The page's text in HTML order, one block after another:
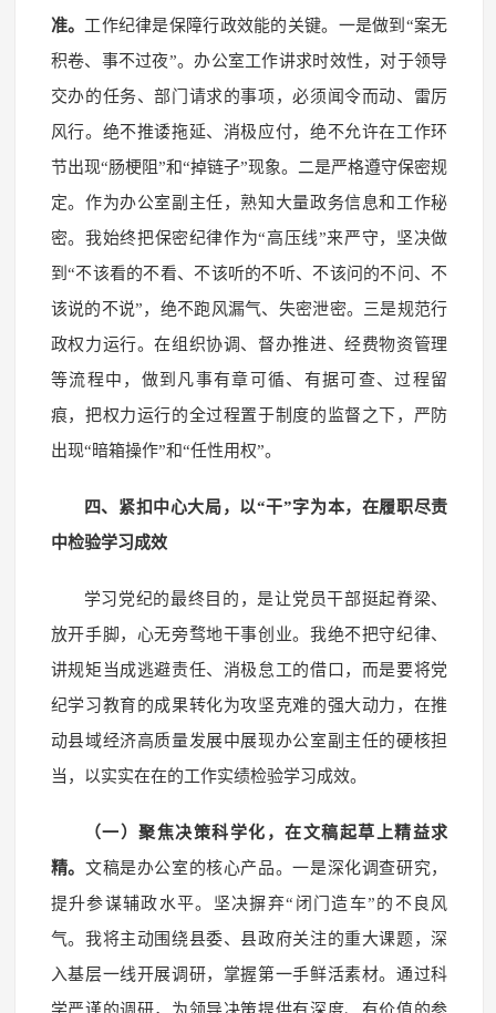
准。 工作纪律是保障行政效能的关键。一是做到“案无
积卷、事不过夜”。办公室工作讲求时效性，对于领导
交办的任务、部门请求的事项，必须闻令而动、雷厉
风行。绝不推诿拖延、消极应付，绝不允许在工作环
节出现“肠梗阻”和“掉链子”现象。二是严格遵守保密规
定。作为办公室副主任，熟知大量政务信息和工作秘
密。我始终把保密纪律作为“高压线”来严守，坚决做
到“不该看的不看、不该听的不听、不该问的不问、不
该说的不说”，绝不跑风漏气、失密泄密。三是规范行
政权力运行。在组织协调、督办推进、经费物资管理
等流程中，做到凡事有章可循、有据可查、过程留
痕，把权力运行的全过程置于制度的监督之下，严防
出现“暗箱操作”和“任性用权”。
四、紧扣中心大局，以“干”字为本，在履职尽责
中检验学习成效
学习党纪的最终目的，是让党员干部挺起脊梁、
放开手脚，心无旁骛地干事创业。我绝不把守纪律、
讲规矩当成逃避责任、消极怠工的借口，而是要将党
纪学习教育的成果转化为攻坚克难的强大动力，在推
动县域经济高质量发展中展现办公室副主任的硬核担
当，以实实在在的工作实绩检验学习成效。
（一）聚焦决策科学化，在文稿起草上精益求
精。文稿是办公室的核心产品。一是深化调查研究，
提升参谋辅政水平。坚决摒弃“闭门造车”的不良风
气。我将主动围绕县委、县政府关注的重大课题，深
入基层一线开展调研，掌握第一手鲜活素材。通过科